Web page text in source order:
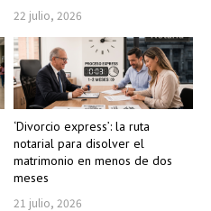
22 julio, 2026
‘Divorcio express’: la ruta
notarial para disolver el
matrimonio en menos de dos
meses
21 julio, 2026